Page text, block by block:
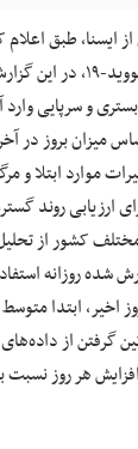
ایسنا، طبق اعلام
کرونا در محاسبات روند
و سرپایی وارد
میزان بروز در
موارد ابتلا و
ارزیابی روند
مختلف کشور از
شده روزانه
اخیر، ابتدا
گرفتن از
هر روز نسبت